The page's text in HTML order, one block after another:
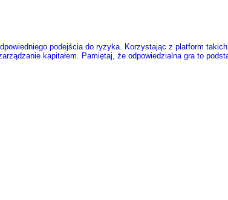
podejścia do ryzyka. Korzystając z platform
kapitałem. Pamiętaj, że odpowiedzialna gra to